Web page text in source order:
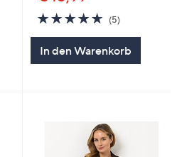
4.6
von
(5)5
In den Warenkorb